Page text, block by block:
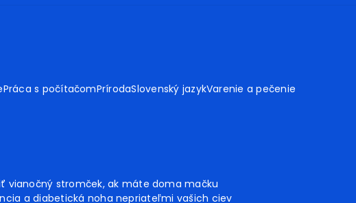
Práca s počítačomPrírodaSlovenský jazykVarenie a pečenie
vianočný stromček, ak máte doma mačku
a diabetická noha nepriateľmi vašich ciev